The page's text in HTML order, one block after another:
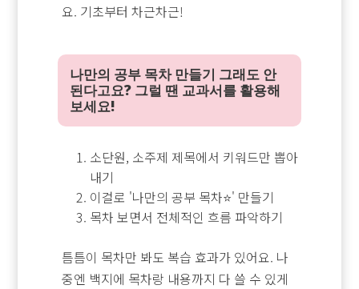
요. 기초부터 차근차근!
나만의 공부 목차 만들기 그래도 안
된다고요? 그럴 땐 교과서를 활용해
보세요!
소단원, 소주제 제목에서 키워드만 뽑아
내기
이걸로 '나만의 공부 목차⭐' 만들기
목차 보면서 전체적인 흐름 파악하기
틈틈이 목차만 봐도 복습 효과가 있어요. 나
중엔 백지에 목차랑 내용까지 다 쓸 수 있게